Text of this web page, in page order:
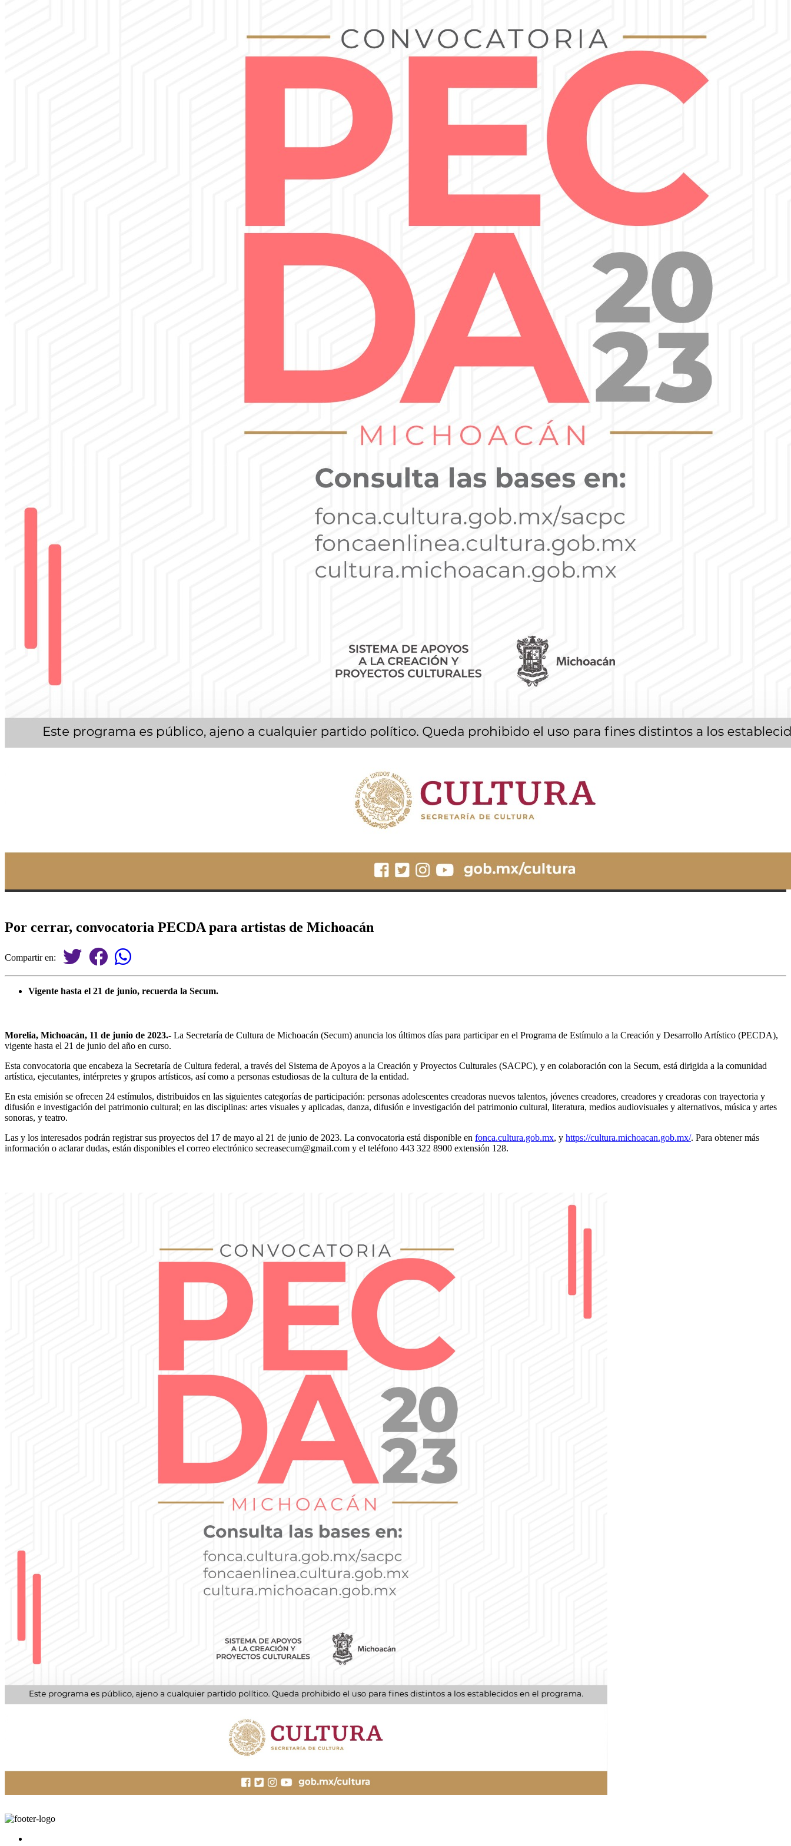
Por cerrar, convocatoria PECDA para artistas de Michoacán
Compartir en:
Vigente hasta el 21 de junio, recuerda la Secum.
Morelia, Michoacán, 11 de junio de 2023.- La Secretaría de Cultura de Michoacán (Secum) anuncia los últimos días para participar en el Programa de Estímulo a la Creación y Desarrollo Artístico (PECDA),
vigente hasta el 21 de junio del año en curso.
Esta convocatoria que encabeza la Secretaría de Cultura federal, a través del Sistema de Apoyos a la Creación y Proyectos Culturales (SACPC), y en colaboración con la Secum, está dirigida a la comunidad
artística, ejecutantes, intérpretes y grupos artísticos, así como a personas estudiosas de la cultura de la entidad.
En esta emisión se ofrecen 24 estímulos, distribuidos en las siguientes categorías de participación: personas adolescentes creadoras nuevos talentos, jóvenes creadores, creadores y creadoras con trayectoria y
difusión e investigación del patrimonio cultural; en las disciplinas: artes visuales y aplicadas, danza, difusión e investigación del patrimonio cultural, literatura, medios audiovisuales y alternativos, música y artes
sonoras, y teatro.
Las y los interesados podrán registrar sus proyectos del 17 de mayo al 21 de junio de 2023. La convocatoria está disponible en fonca.cultura.gob.mx, y https://cultura.michoacan.gob.mx/. Para obtener más
información o aclarar dudas, están disponibles el correo electrónico secreasecum@gmail.com y el teléfono 443 322 8900 extensión 128.